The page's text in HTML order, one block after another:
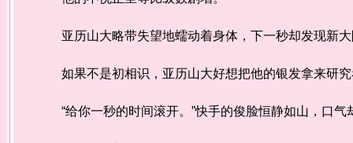
亚历山大略带失望地蠕动着身体，下一秒却发现新大
如果不是初相识，亚历山大好想把他的银发拿来研究
“给你一秒的时间滚开。”快手的俊脸恒静如山，口气